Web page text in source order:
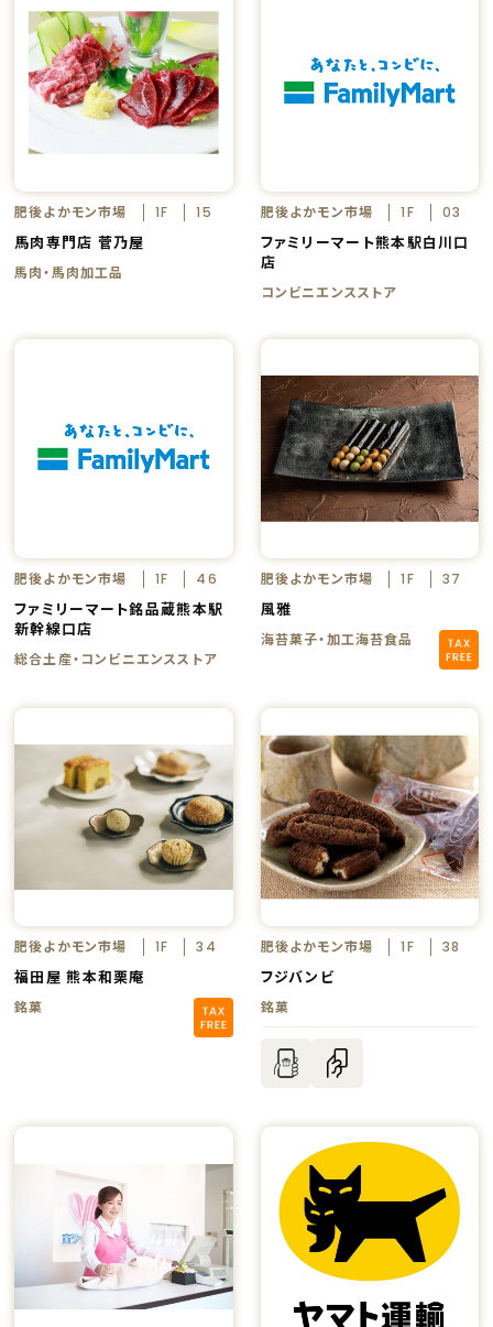
肥後よかモン市場 1F 15
馬肉専門店 菅乃屋
馬肉・馬肉加工品
肥後よかモン市場 1F 03
ファミリーマート熊本駅白川口
店
コンビニエンスストア
肥後よかモン市場 1F 46
ファミリーマート銘品蔵熊本駅
新幹線口店
総合土産・コンビニエンスストア
肥後よかモン市場 1F 37
風雅
海苔菓子・加工海苔食品
肥後よかモン市場 1F 34
福田屋 熊本和栗庵
銘菓
肥後よかモン市場 1F 38
フジバンビ
銘菓